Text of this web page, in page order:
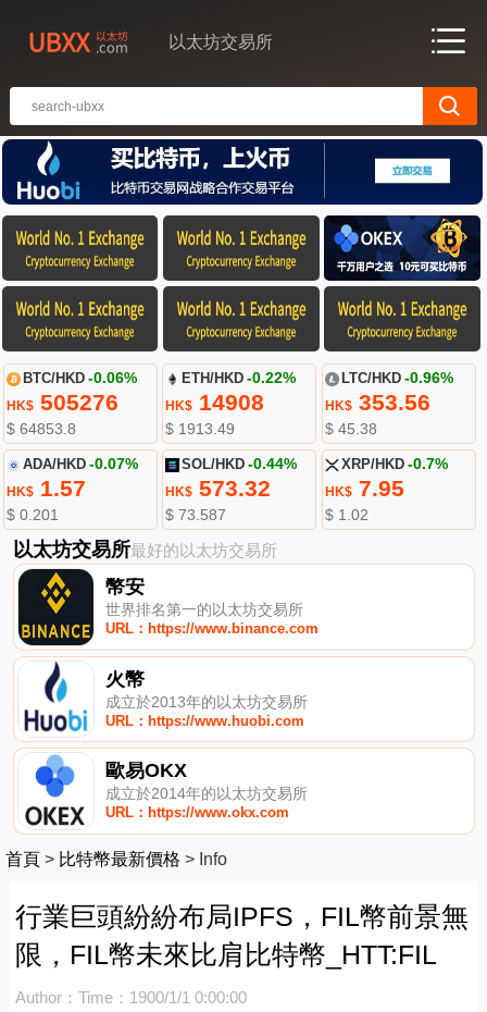
以太坊交易所
BTC/HKD -0.06%
HK$505276
$ 64853.8
ETH/HKD -0.22%
HK$ 14908
$ 1913.49
LTC/HKD -0.96%
HK$353.56
$ 45.38
ADA/HKD -0.07%
HK$1.57
$ 0.201
SOL/HKD -0.44%
HK$ 573.32
$ 73.587
XRP/HKD -0.7%
HK$7.95
$ 1.02
以太坊交易所最好的以太坊交易所
幣安
世界排名第一的以太坊交易所
URL：https://www.binance.com
火幣
成立於2013年的以太坊交易所
URL：https://www.huobi.com
歐易OKX
成立於2014年的以太坊交易所
URL：https://www.okx.com
首頁 > 比特幣最新價格 > Info
行業巨頭紛紛布局IPFS，FIL幣前景無
限，FIL幣未來比肩比特幣_HTT:FIL
Author： Time：1900/1/1 0:00:00